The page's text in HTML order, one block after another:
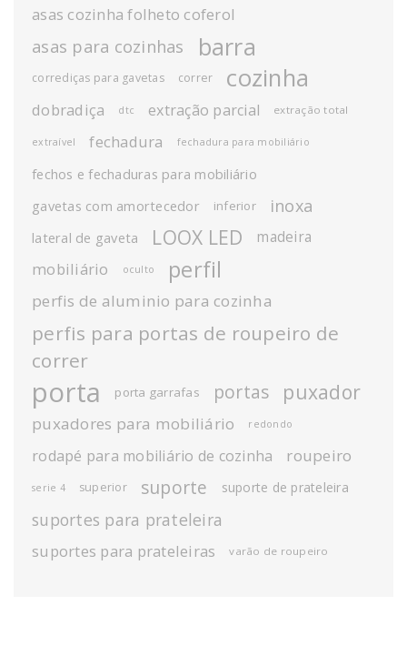
asas cozinha folheto coferol
asas para cozinhas barra
corrediças para gavetas correr cozinha
dobradiça dtc extração parcial extração total
extraível fechadura fechadura para mobiliário
fechos e fechaduras para mobiliário
gavetas com amortecedor
inferior inoxa
lateral de gaveta LOOX LED madeira
mobiliário oculto perfil
perfis de aluminio para cozinha
perfis para portas de roupeiro de
correr
porta porta garrafas portas puxador
puxadores para mobiliário redondo
rodapé para mobiliário de cozinha roupeiro
serie 4 superior suporte suporte de prateleira
suportes para prateleira
suportes para prateleiras varão de roupeiro